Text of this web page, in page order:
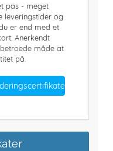
pas - meget
leveringstider og
er end med et
Anerkendt
måde at
på.